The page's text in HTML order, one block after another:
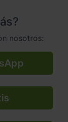
nosotros: